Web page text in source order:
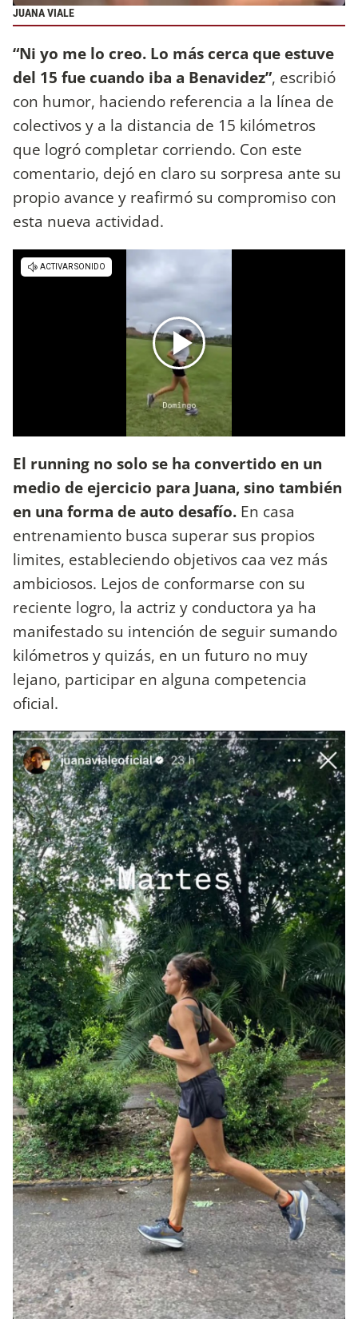
JUANA VIALE
“Ni yo me lo creo. Lo más cerca que estuve
del 15 fue cuando iba a Benavidez”, escribió
con humor, haciendo referencia a la línea de
colectivos y a la distancia de 15 kilómetros
que logró completar corriendo. Con este
comentario, dejó en claro su sorpresa ante su
propio avance y reafirmó su compromiso con
esta nueva actividad.
El running no solo se ha convertido en un
medio de ejercicio para Juana, sino también
en una forma de auto desafío. En casa
entrenamiento busca superar sus propios
limites, estableciendo objetivos caa vez más
ambiciosos. Lejos de conformarse con su
reciente logro, la actriz y conductora ya ha
manifestado su intención de seguir sumando
kilómetros y quizás, en un futuro no muy
lejano, participar en alguna competencia
oficial.